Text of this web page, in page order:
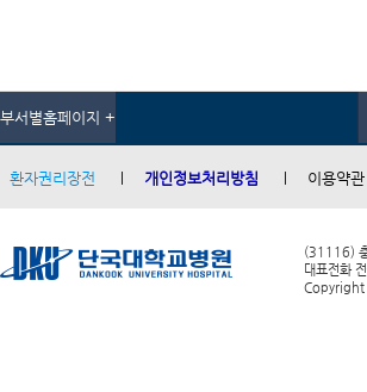
부서별홈페이지 +
환자권리장전 개인정보처리방침 이용약관
(31116)
대표전화
Copyright